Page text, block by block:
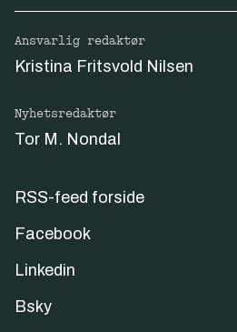
Ansvarlig redaktør
Kristina Fritsvold Nilsen
Nyhetsredaktør
Tor M. Nondal
RSS-feed forside
Facebook
Linkedin
Bsky